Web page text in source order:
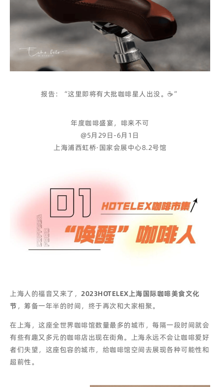
报告：“这里即将有大批咖啡星人出没。☕️”
年度咖啡盛宴，啡来不可
@5月29日-6月1日
上海浦西虹桥·国家会展中心8.2号馆
上海人的福音又来了， 2023HOTELEX上海国际咖啡美食文化
节 ，筹备一年半的时间，终于再次和大家相聚。
在上海，这座全世界咖啡馆数量最多的城市，每隔一段时间就会
有些有趣又多元的咖啡店出现在街角。上海永远不会让咖啡爱好
者们失望，这座包容的城市，给咖啡馆空间去展现各种可能性和
超前性。